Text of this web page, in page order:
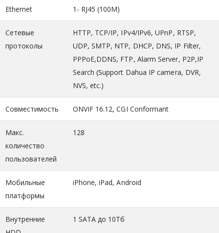
Ethernet 1- RJ45 (100M)
Сетевые
протоколы
HTTP, TCP/IP, IPv4/IPv6, UPnP, RTSP,
UDP, SMTP, NTP, DHCP, DNS, IP Filter,
PPPoE,DDNS, FTP, Alarm Server, P2P,IP
Search (Support Dahua IP camera, DVR,
NVS, etc.)
Совместимость ONVIF 16.12, CGI Conformant
Макс.
количество
пользователей
128
Мобильные
платформы
iPhone, iPad, Android
Внутренние
1 SATA до 10Тб